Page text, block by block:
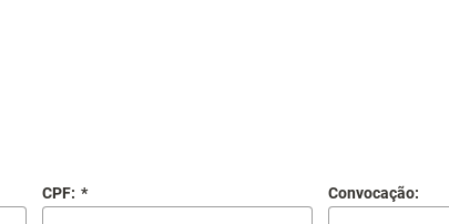
CPF: * Convocação: